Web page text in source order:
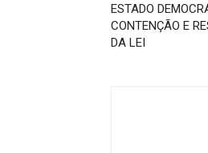
ESTADO
CONTENÇÃO E
DA LEI